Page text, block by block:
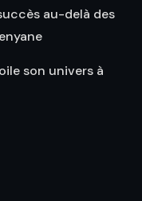
au-delà des
son univers à